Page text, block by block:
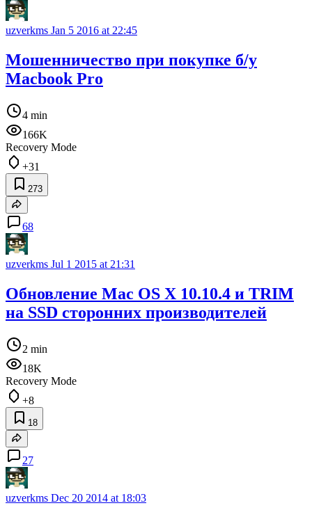
uzverkms Jan 5 2016 at 22:45
Мошенничество при покупке б/у
Macbook Pro
4 min
166K
Recovery Mode
+31
273
68
uzverkms Jul 1 2015 at 21:31
Обновление Mac OS X 10.10.4 и TRIM
на SSD сторонних производителей
2 min
18K
Recovery Mode
+8
18
27
uzverkms Dec 20 2014 at 18:03